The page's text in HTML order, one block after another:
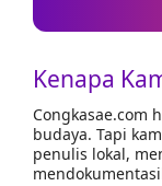
Kenapa
Congkasae.com
budaya. Tapi
penulis lokal,